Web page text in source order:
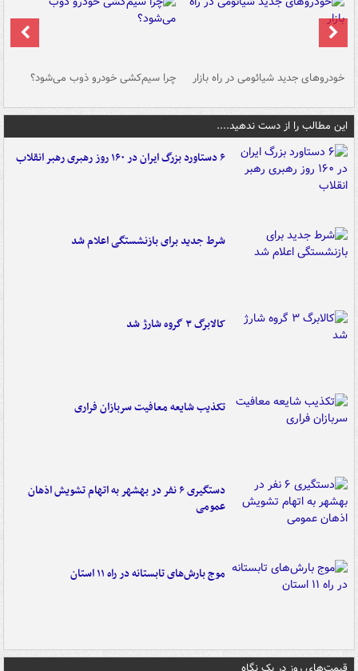
خودروهای جدید شیائومی در راه بازار چرا سیم‌کشی خودرو ذوب می‌شود؟
این مطالب را از دست ندهید....
۶ دستاورد بزرگ ایران در ۱۶۰ روز رهبری رهبر انقلاب
شرط جدید برای بازنشستگی اعلام شد
کالابرگ ۳ گروه شارژ شد
تکذیب شایعه معافیت سربازان فراری
دستگیری ۶ نفر در بهشهر به اتهام تشویش اذهان
عمومی
موج بارش‌های تابستانه در راه ۱۱ استان